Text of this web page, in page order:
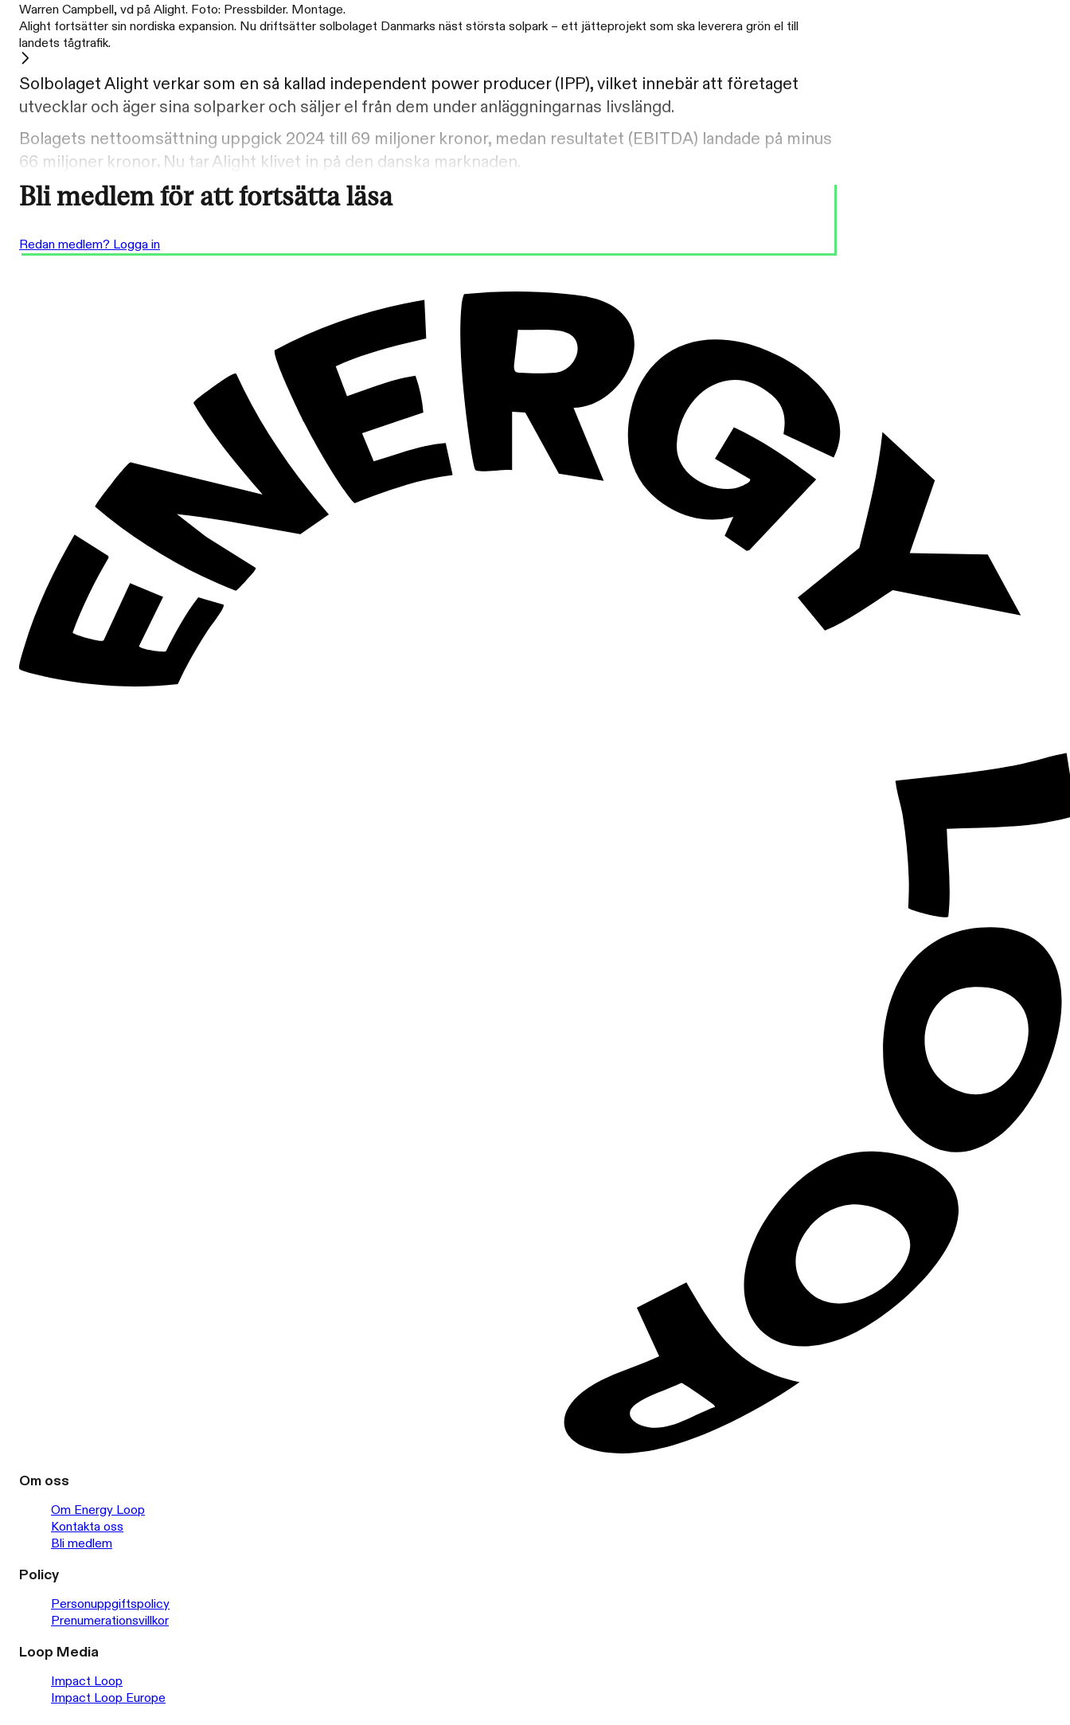
Warren Campbell, vd på Alight. Foto: Pressbilder. Montage.
Alight fortsätter sin nordiska expansion. Nu driftsätter solbolaget Danmarks näst största solpark – ett jätteprojekt som ska leverera grön el till
landets tågtrafik.
Solbolaget Alight verkar som en så kallad independent power producer (IPP), vilket innebär att företaget
utvecklar och äger sina solparker och säljer el från dem under anläggningarnas livslängd.
Bolagets nettoomsättning uppgick 2024 till 69 miljoner kronor, medan resultatet (EBITDA) landade på minus
66 miljoner kronor. Nu tar Alight klivet in på den danska marknaden.
Bli medlem för att fortsätta läsa
Redan medlem? Logga in
Om oss
Om Energy Loop
Kontakta oss
Bli medlem
Policy
Personuppgiftspolicy
Prenumerationsvillkor
Loop Media
Impact Loop
Impact Loop Europe